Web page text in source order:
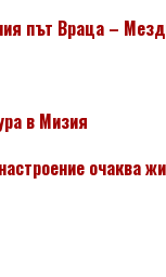
път Враца –
в Мизия
очаква